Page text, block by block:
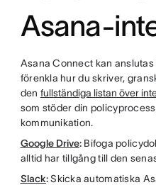
Asana-
Asana Connect kan
förenkla hur du skriver,
den fullständiga listan över
som stöder din
kommunikation.
Google Drive: Bifoga
alltid har tillgång till den
Slack:Skicka automatiska